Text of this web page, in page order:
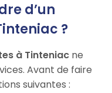
d’un
?
à Tinteniac ne
Avant de faire
suivantes :